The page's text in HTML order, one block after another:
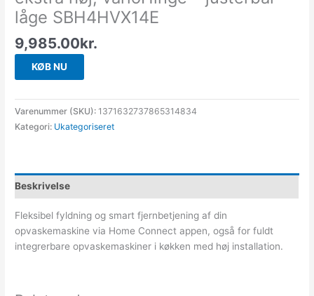
låge SBH4HVX14E
9,985.00kr.
KØB NU
Varenummer (SKU): 1371632737865314834
Kategori: Ukategoriseret
Beskrivelse
Fleksibel fyldning og smart fjernbetjening af din
opvaskemaskine via Home Connect appen, også for fuldt
integrerbare opvaskemaskiner i køkken med høj installation.